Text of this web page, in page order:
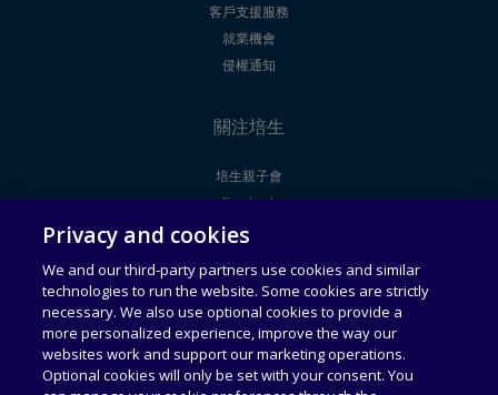
客戶支援服務
就業機會
侵權通知
關注培生
培生親子會
Facebook
Youtube
法律聲明 使用者授權合約
通用服務條款 可接受使用政策
Privacy and cookies
We and our third-party partners use cookies and similar
technologies to run the website. Some cookies are strictly
necessary. We also use optional cookies to provide a
more personalized experience, improve the way our
websites work and support our marketing operations.
Optional cookies will only be set with your consent. You